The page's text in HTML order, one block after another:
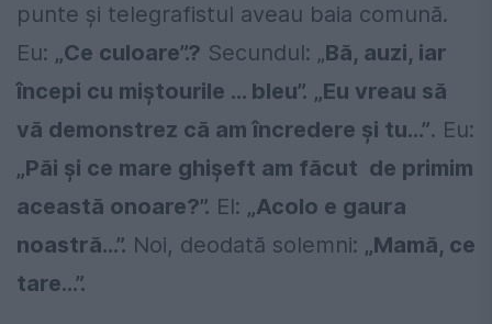
punte și telegrafistul aveau baia comună.
Eu: „Ce culoare”.? Secundul: „Bă, auzi, iar
începi cu miștourile … bleu”. „Eu vreau să
vă demonstrez că am încredere și tu…”. Eu:
„Păi și ce mare ghișeft am făcut de primim
această onoare?”. El: „Acolo e gaura
noastră…”. Noi, deodată solemni: „Mamă, ce
tare…”.